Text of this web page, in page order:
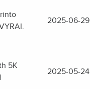
2025-06-29
5K
2025-05-24